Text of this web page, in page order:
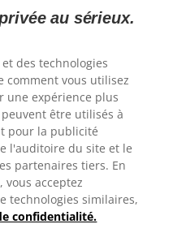
notre impact
au sérieux.
des technologies
comment vous utilisez
une expérience plus
être utilisés à
pour la publicité
l'auditoire du site et le
partenaires tiers. En
acceptez
technologies similaires,
confidentialité.
experience sur le site Colgate?